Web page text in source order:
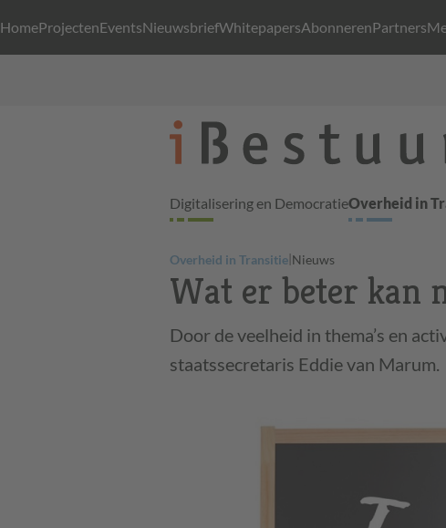
HomeProjectenEventsNieuwsbriefWhitepapersAbonnerenPartners
Digitalisering en DemocratieOverheid in
Overheid in Transitie|Nieuws
Wat er beter kan
Door de veelheid in thema’s en
staatssecretaris Eddie van Marum.